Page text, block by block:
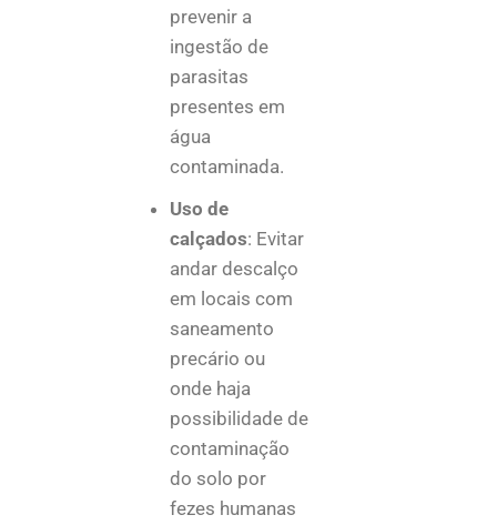
prevenir a
ingestão de
parasitas
presentes em
água
contaminada.
Uso de
calçados: Evitar
andar descalço
em locais com
saneamento
precário ou
onde haja
possibilidade de
contaminação
do solo por
fezes humanas